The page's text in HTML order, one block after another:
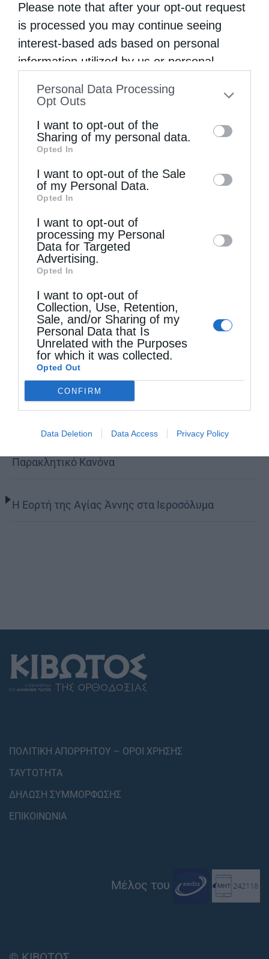
Please note that after your opt-out request
is processed you may continue seeing
interest-based ads based on personal
information utilized by us or personal
to your opt-out. You may separately opt-out
information by third parties on the IAB’s list
of downstream participants. This
information may also be disclosed by us to
third parties on theIAB’s List of
Downstream Participants
disclose it to other third parties.
Personal Data Processing
Opt Outs
I want to opt-out of the
Sharing of my personal data.
Opted In
I want to opt-out of the Sale
of my Personal Data.
Opted In
I want to opt-out of
processing my Personal
Data for Targeted
Advertising.
Opted In
I want to opt-out of
Collection, Use, Retention,
Sale, and/or Sharing of my
Personal Data that Is
Unrelated with the Purposes
for which it was collected.
Opted Out
CONFIRM
Data Deletion Data Access Privacy Policy
Τελευταία άρθρα
Ελληνικός Ερυθρός Σταυρός: Τι πρέπει να
περιέχει ένα φαρμακείο διακοπών
Η πανήγυρις της Μεταμορφώσεως του Σωτήρος
στη Θεσσαλονίκη
Όταν είσαι ευλαβής
Παρασκευής Παλαιοκάστρου για το Μικρό
Παρακλητικό Κανόνα
Η Εορτή της Αγίας Άννης στα Ιεροσόλυμα
ΠΟΛΙΤΙΚΗ ΑΠΟΡΡΗΤΟΥ – ΟΡΟΙ ΧΡΗΣΗΣ
ΤΑΥΤΟΤΗΤΑ
ΔΗΛΩΣΗ ΣΥΜΜΟΡΦΩΣΗΣ
ΕΠΙΚΟΙΝΩΝΙΑ
Μέλος του